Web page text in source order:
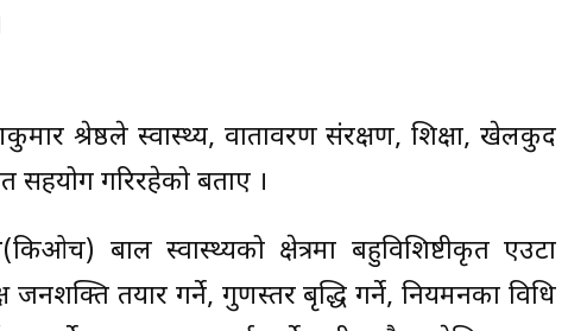
श्रेष्ठले स्वास्थ्य, वातावरण संरक्षण, शिक्षा, खेलकुद
सहयोग गरिरहेको बताए ।
बाल स्वास्थ्यको क्षेत्रमा बहुविशिष्टीकृत एउटा
जनशक्ति तयार गर्ने, गुणस्तर बृद्धि गर्ने, नियमनका विधि